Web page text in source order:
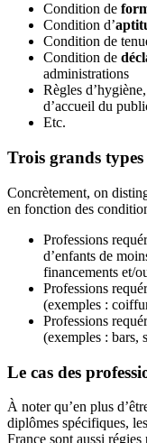
Condition de
Condition d’
Condition de
Condition de
administrations
Règles
d’accueil du
Etc.
Trois grands types
Concrètement, on
en fonction des
Professions
d’enfants de
financements et/
Professions
(exemples :
Professions
(exemples : bars,
Le cas des
À noter qu’en plus
diplômes spécifiques, les
France sont aussi